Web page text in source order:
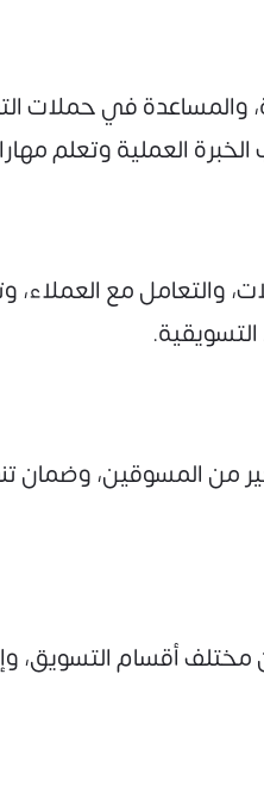
في حملات
العملية وتعلم
والتعامل مع العملاء،
المسوقين، وضمان
أقسام التسويق،